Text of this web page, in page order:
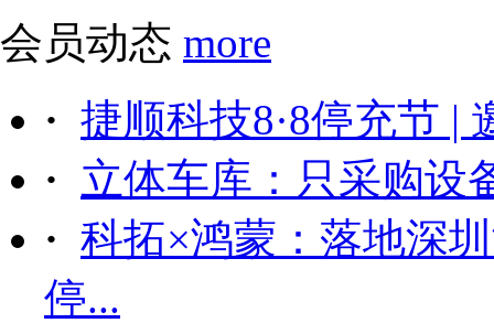
会员动态 more
· 捷顺科技8·8停充节 |
· 立体车库：只采购设
· 科拓×鸿蒙：落地深
停...